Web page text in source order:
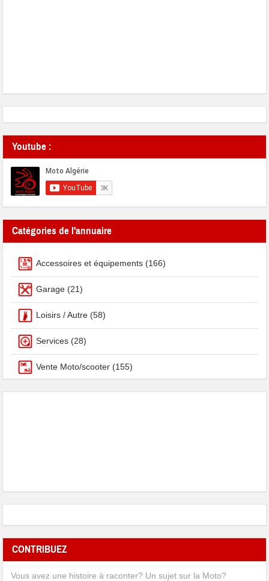
Youtube :
Catégories de l'annuaire
Accessoires et équipements (166)
Garage (21)
Loisirs / Autre (58)
Services (28)
Vente Moto/scooter (155)
CONTRIBUEZ
Vous avez une histoire à raconter? Un sujet sur la Moto?